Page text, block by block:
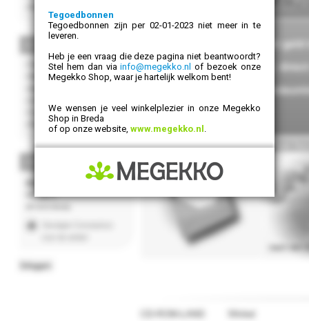
Tegoedbonnen
Tegoedbonnen zijn per 02-01-2023 niet meer in te
leveren.
Heb je een vraag die deze pagina niet beantwoordt?
Stel hem dan viainfo@megekko.nl of bezoek onze
Megekko Shop, waar je hartelijk welkom bent!
We wensen je veel winkelplezier in onze Megekko
Shop in Breda
of op onze website, www.megekko.nl .